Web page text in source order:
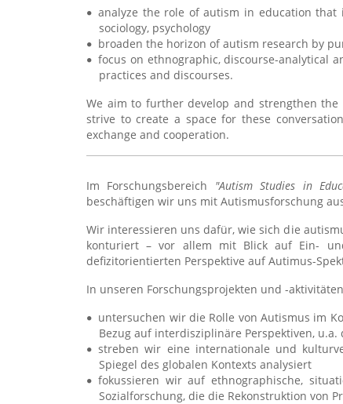
analyze the role of autism in education
sociology, psychology
broaden the horizon of autism research by
focus on ethnographic, discourse-analytical
practices and discourses.
We aim to further develop and strengthen
strive to create a space for these
exchange and cooperation.
Im Forschungsbereich "Autism Studies in
beschäftigen wir uns mit Autismusforschung
Wir interessieren uns dafür, wie sich die
konturiert – vor allem mit Blick auf Ein-
defizitorientierten Perspektive auf Autimus-
In unseren Forschungsprojekten und -
untersuchen wir die Rolle von Autismus im
Bezug auf interdisziplinäre Perspektiven, u.a.
streben wir eine internationale und
Spiegel des globalen Kontexts analysiert
fokussieren wir auf ethnographische,
Sozialforschung, die die Rekonstruktion von